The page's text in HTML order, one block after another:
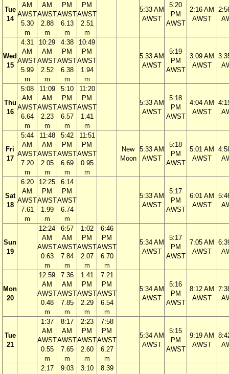
Tue
14
AM
AWST
5.30
m
AM
AWST
2.88
m
PM
AWST
6.13
m
PM
AWST
2.51
m
5:33 AM
AWST
5:20
PM
AWST
2:16 AM
AWST
Wed
15
4:31
AM
AWST
5.99
m
10:29
AM
AWST
2.52
m
4:38
PM
AWST
6.38
m
10:49
PM
AWST
1.94
m
5:33 AM
AWST
5:19
PM
AWST
3:09 AM
AWST
Thu
16
5:08
AM
AWST
6.64
m
11:09
AM
AWST
2.23
m
5:10
PM
AWST
6.57
m
11:20
PM
AWST
1.41
m
5:33 AM
AWST
5:18
PM
AWST
4:04 AM
AWST
Fri
17
5:44
AM
AWST
7.20
m
11:48
AM
AWST
2.05
m
5:42
PM
AWST
6.69
m
11:51
PM
AWST
0.95
m
New
Moon
5:33 AM
AWST
5:18
PM
AWST
5:01 AM
AWST
Sat
18
6:20
AM
AWST
7.61
m
12:25
PM
AWST
1.99
m
6:14
PM
AWST
6.74
m
5:33 AM
AWST
5:17
PM
AWST
6:01 AM
AWST
Sun
19
12:24
AM
AWST
0.63
m
6:57
AM
AWST
7.84
m
1:02
PM
AWST
2.07
m
6:46
PM
AWST
6.70
m
5:34 AM
AWST
5:17
PM
AWST
7:05 AM
AWST
Mon
20
12:59
AM
AWST
0.48
m
7:36
AM
AWST
7.85
m
1:41
PM
AWST
2.29
m
7:21
PM
AWST
6.54
m
5:34 AM
AWST
5:16
PM
AWST
8:12 AM
AWST
Tue
21
1:37
AM
AWST
0.55
m
8:17
AM
AWST
7.65
m
2:23
PM
AWST
2.60
m
7:58
PM
AWST
6.27
m
5:34 AM
AWST
5:15
PM
AWST
9:19 AM
AWST
2:17
9:03
3:10
8:39